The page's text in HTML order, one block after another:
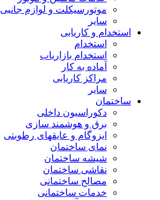
موتورسیکلت و لوازم جانبی
سایر
استخدام و کاریابی
استخدام
استخدام بازاریاب
آماده به کار
مراکز کاریابی
سایر
ساختمان
دکوراسیون داخلی
برق و هوشمند سازی
ایزوگام و عایقهای رطوبتی
نمای ساختمان
شیشه ساختمان
نقاشی ساختمان
مصالح ساختمانی
خدمات ساختمانی